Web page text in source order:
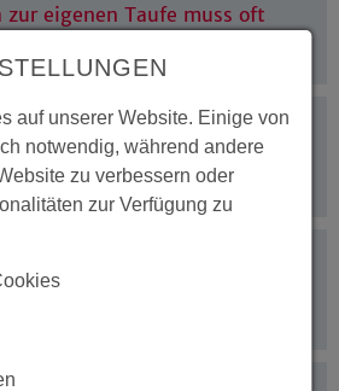
zur eigenen Taufe muss oft
Fotowettbewerb
leisten Beitrag zu wichtigen
auf unserer Website. Einige von
notwendig, während andere
zu verbessern oder
zur Verfügung zu